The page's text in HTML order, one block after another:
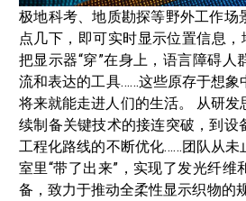
极地科考、地质勘探等野外工作场
点几下，即可实时显示位置信息，
把显示器“穿”在身上，语言障碍人
流和表达的工具……这些原存于想象
将来就能走进人们的生活。 从研
续制备关键技术的接连突破，到设
工程化路线的不断优化……团队从未
室里“带了出来”，实现了发光纤维
备，致力于推动全柔性显示织物的